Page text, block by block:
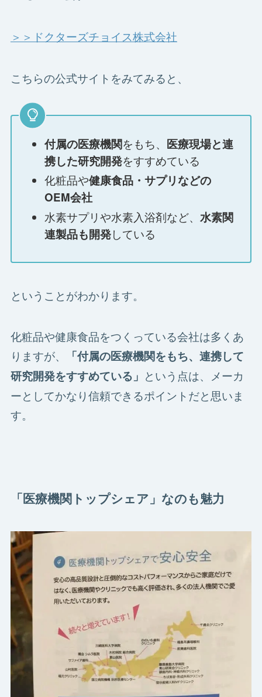
＞＞ドクターズチョイス株式会社
こちらの公式サイトをみてみると、
付属の医療機関をもち、 医療現場と連
携した研究開発をすすめている
化粧品や健康食品・サプリなどの
OEM会社
水素サプリや水素入浴剤など、 水素関
連製品も開発している
ということがわかります。
化粧品や健康食品をつくっている会社は多くあ
りますが、
「付属の医療機関をもち、連携して
研究開発をすすめている」 という点は、メーカ
ーとしてかなり信頼できるポイントだと思いま
す。
「医療機関トップシェア」なのも魅力